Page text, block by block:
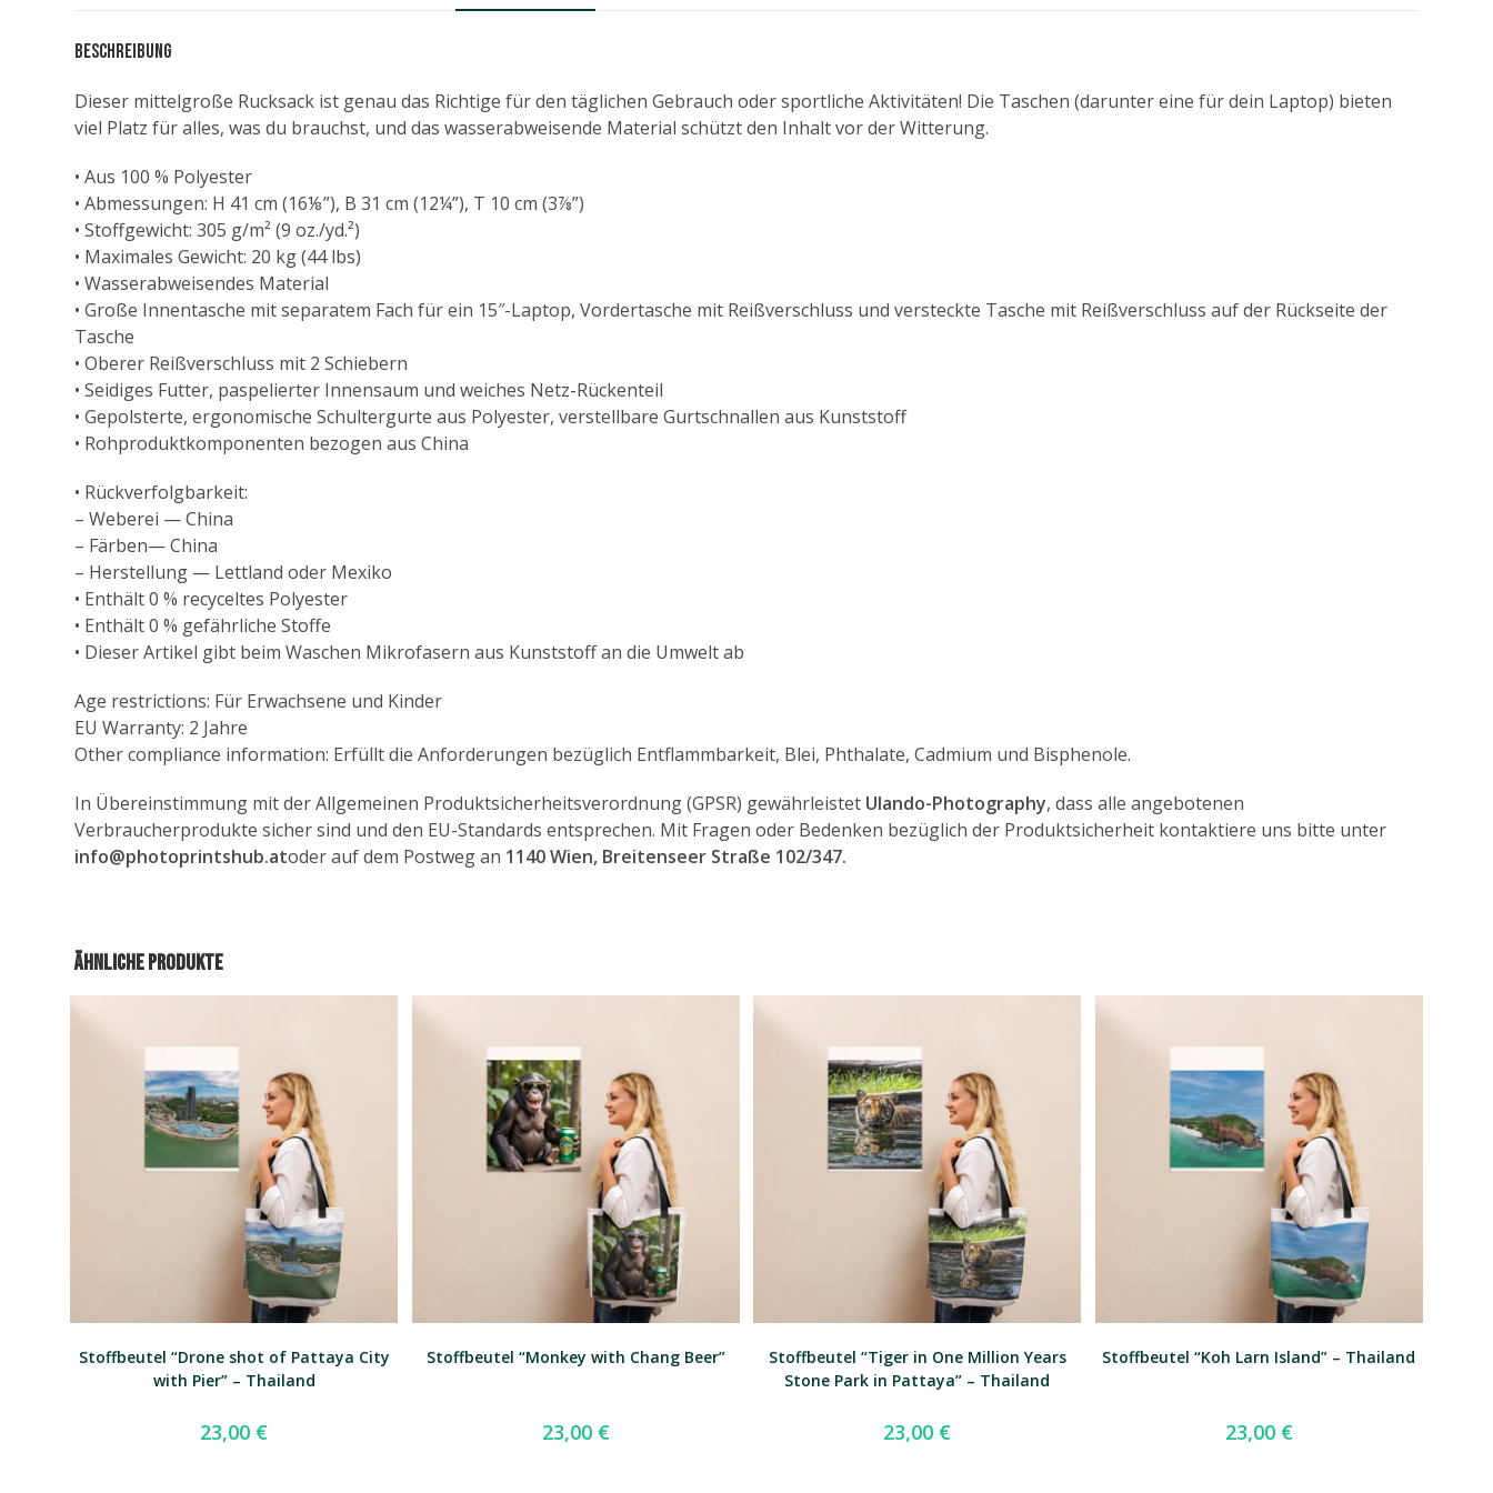
Beschreibung
Dieser mittelgroße Rucksack ist genau das Richtige für den täglichen Gebrauch oder sportliche Aktivitäten! Die Taschen (darunter eine für dein Laptop) bieten
viel Platz für alles, was du brauchst, und das wasserabweisende Material schützt den Inhalt vor der Witterung.
• Aus 100 % Polyester
• Abmessungen: H 41 cm (16⅛”), B 31 cm (12¼”), T 10 cm (3⅞”)
• Stoffgewicht: 305 g/m² (9 oz./yd.²)
• Maximales Gewicht: 20 kg (44 lbs)
• Wasserabweisendes Material
• Große Innentasche mit separatem Fach für ein 15″-Laptop, Vordertasche mit Reißverschluss und versteckte Tasche mit Reißverschluss auf der Rückseite der
Tasche
• Oberer Reißverschluss mit 2 Schiebern
• Seidiges Futter, paspelierter Innensaum und weiches Netz-Rückenteil
• Gepolsterte, ergonomische Schultergurte aus Polyester, verstellbare Gurtschnallen aus Kunststoff
• Rohproduktkomponenten bezogen aus China
• Rückverfolgbarkeit:
– Weberei — China
– Färben— China
– Herstellung — Lettland oder Mexiko
• Enthält 0 % recyceltes Polyester
• Enthält 0 % gefährliche Stoffe
• Dieser Artikel gibt beim Waschen Mikrofasern aus Kunststoff an die Umwelt ab
Age restrictions: Für Erwachsene und Kinder
EU Warranty: 2 Jahre
Other compliance information: Erfüllt die Anforderungen bezüglich Entflammbarkeit, Blei, Phthalate, Cadmium und Bisphenole.
In Übereinstimmung mit der Allgemeinen Produktsicherheitsverordnung (GPSR) gewährleistet Ulando-Photography, dass alle angebotenen
Verbraucherprodukte sicher sind und den EU-Standards entsprechen. Mit Fragen oder Bedenken bezüglich der Produktsicherheit kontaktiere uns bitte unter
info@photoprintshub.atoder auf dem Postweg an 1140 Wien, Breitenseer Straße 102/347.
Ähnliche Produkte
Stoffbeutel “Drone shot of Pattaya City
with Pier” – Thailand
23,00 €
Stoffbeutel “Monkey with Chang Beer”
23,00 €
Stoffbeutel “Tiger in One Million Years
Stone Park in Pattaya” – Thailand
23,00 €
Stoffbeutel “Koh Larn Island” – Thailand
23,00 €